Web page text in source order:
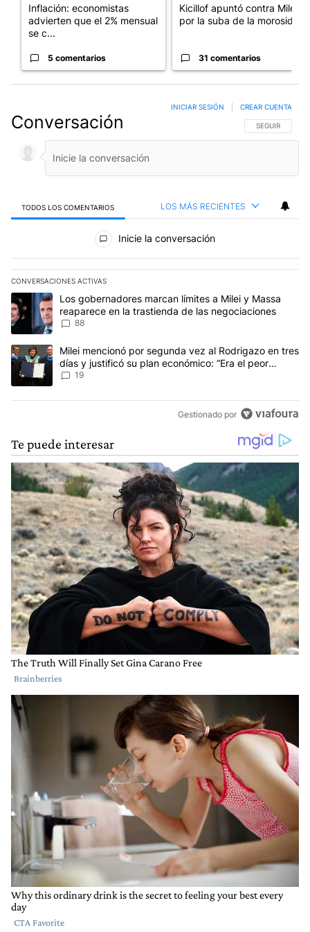
Inflación: economistas
advierten que el 2% mensual
se c...
5 comentarios
Kicillof apuntó contra Milei
por la suba de la morosida...
31 comentarios
Conversación SIGA ESTA
SEGUIR
INICIAR SESIÓN CREAR CUENTA
TODOS LOS COMENTARIOS LOS MÁS RECIENTES
Todos los comentarios
Inicie la conversación
CONVERSACIONES ACTIVAS
Este listado muestra los artículos con más comentarios en los
Un artículo de tendencia con el título "Los gobernadores
Los gobernadores marcan límites a Milei y Massa
reaparece en la trastienda de las negociaciones
88
Un artículo de tendencia con el título "Milei mencionó por
Milei mencionó por segunda vez al Rodrigazo en tres
días y justificó su plan económico: “Era el peor
escenario posible”
19
Gestionado por